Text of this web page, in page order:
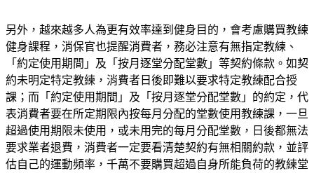
另外，越來越多人為更有效率達到健身目的，會考慮購買教練
健身課程，消保官也提醒消費者，務必注意有無指定教練、
「約定使用期間」及「按月逐堂分配堂數」等契約條款。如契
約未明定特定教練，消費者日後即難以要求特定教練配合授
課；而「約定使用期間」及「按月逐堂分配堂數」的約定，代
表消費者要在所定期限內按每月分配的堂數使用教練課，一旦
超過使用期限未使用，或未用完的每月分配堂數，日後都無法
要求業者退費，消費者一定要看清楚契約有無相關約款，並評
估自己的運動頻率，千萬不要購買超過自身所能負荷的教練堂